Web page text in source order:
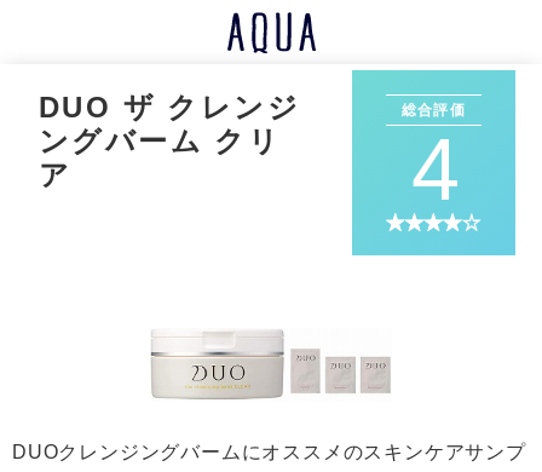
DUO ザ クレンジ
ングバーム クリ
ア
総合評価
4
DUOクレンジングバームにオススメのスキンケアサンプ